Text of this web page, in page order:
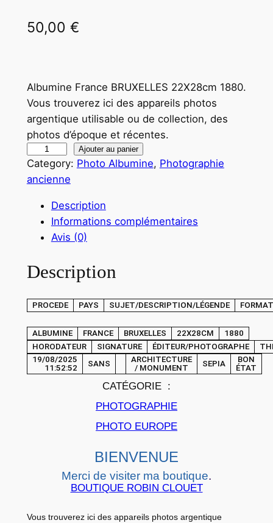
50,00 €
Albumine France BRUXELLES 22X28cm 1880.
Vous trouverez ici des appareils photos
argentique utilisable ou de collection, des
photos d’époque et récentes.
u
a
d
H
O
T
O
B
Ajouter au panier
Category: Photo Albumine, Photographie
ancienne
Description
Informations complémentaires
Avis (0)
Description
PROCEDE PAYS SUJET/DESCRIPTION/LÉGENDE FORMAT
ALBUMINE FRANCE BRUXELLES 22X28CM
1880
HORODATEUR
SIGNATURE ÉDITEUR/PHOTOGRAPHE
19/08/2025
11:52:52
SANS
ARCHITECTURE
/ MONUMENT
SEPIA
BON
ÉTAT
CATÉGORIE :
PHOTOGRAPHIE
PHOTO EUROPE
BIENVENUE
Merci de visiter ma boutique.
BOUTIQUE ROBIN CLOUET
Vous trouverez ici des appareils photos argentique